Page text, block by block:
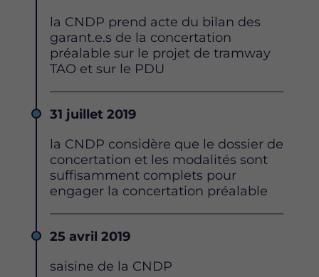
Description
la CNDP prend acte du bilan des
garant.e.s de la concertation
préalable sur le projet de tramway
TAO et sur le PDU
Date
31 juillet 2019
Description
la CNDP considère que le dossier de
concertation et les modalités sont
suffisamment complets pour
engager la concertation préalable
Date
25 avril 2019
Description
saisine de la CNDP